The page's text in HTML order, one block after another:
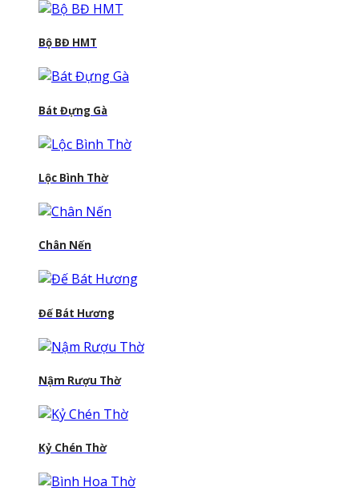
Bộ BĐ HMT
Bát Đựng Gà
Lộc Bình Thờ
Chân Nến
Đế Bát Hương
Nậm Rượu Thờ
Kỷ Chén Thờ